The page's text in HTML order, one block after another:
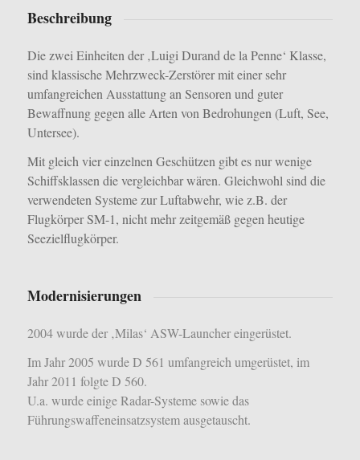
Beschreibung
Die zwei Einheiten der ‚Luigi Durand de la Penne‘ Klasse,
sind klassische Mehrzweck-Zerstörer mit einer sehr
umfangreichen Ausstattung an Sensoren und guter
Bewaffnung gegen alle Arten von Bedrohungen (Luft, See,
Untersee).
Mit gleich vier einzelnen Geschützen gibt es nur wenige
Schiffsklassen die vergleichbar wären. Gleichwohl sind die
verwendeten Systeme zur Luftabwehr, wie z.B. der
Flugkörper SM-1, nicht mehr zeitgemäß gegen heutige
Seezielflugkörper.
Modernisierungen
2004 wurde der ‚Milas‘ ASW-Launcher eingerüstet.
Im Jahr 2005 wurde D 561 umfangreich umgerüstet, im
Jahr 2011 folgte D 560.
U.a. wurde einige Radar-Systeme sowie das
Führungswaffeneinsatzsystemausgetauscht.